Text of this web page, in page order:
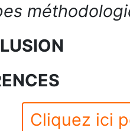
Cliquez ici